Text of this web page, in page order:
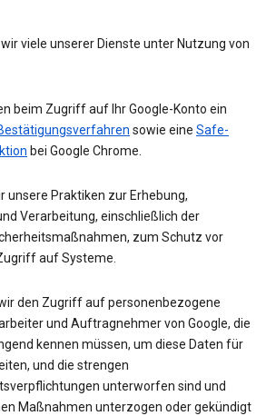
viele unserer Dienste unter Nutzung von
beim Zugriff auf Ihr Google-Konto ein
sowie eine Safe-
bei Google Chrome.
unsere Praktiken zur Erhebung,
Verarbeitung, einschließlich der
zum Schutz vor
auf Systeme.
den Zugriff auf personenbezogene
und Auftragnehmer von Google, die
kennen müssen, um diese Daten für
und die strengen
unterworfen sind und
Maßnahmen unterzogen oder gekündigt